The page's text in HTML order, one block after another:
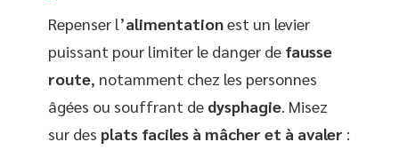
Repenser l’alimentationest un levier
puissant pour limiter le danger de fausse
route, notamment chez les personnes
âgées ou souffrant de dysphagie. Misez
sur des plats faciles à mâcher et à avaler :